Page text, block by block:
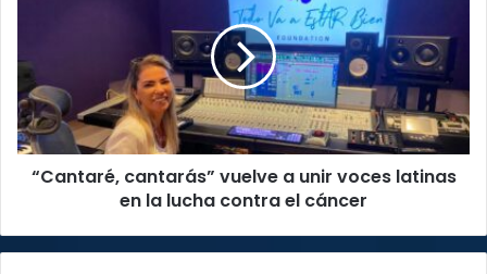
unir
voces
latinas
en
la
lucha
“Cantaré, cantarás” vuelve a unir voces latinas
en la lucha contra el cáncer